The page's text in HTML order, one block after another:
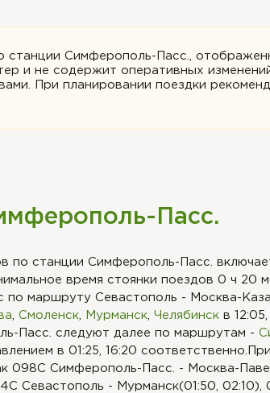
станции Симферополь-Пасс.,
и не содержит оперативных
При планировании поездки
Пасс.
по станции Симферополь-Пасс.
время стоянки поездов 0 ч 20
маршруту Севастополь - Москва-
Смоленск Мурманск Челябинск в
Пасс. следуют далее по маршрутам -
в 01:25, 16:20
098С Симферополь-Пасс. - Москва-
Севастополь - Мурманск(01:50,